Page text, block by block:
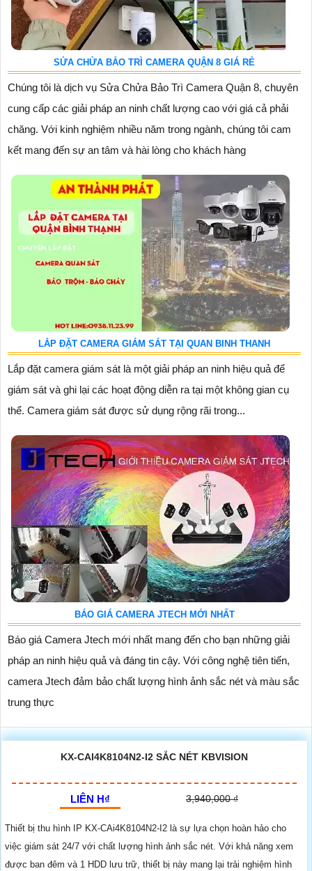
SỬA CHỬA BẢO TRÌ CAMERA QUẬN 8 GIÁ RẺ
Chúng tôi là dịch vụ Sửa Chửa Bảo Trì Camera Quận 8, chuyên
cung cấp các giải pháp an ninh chất lượng cao với giá cả phải
chăng. Với kinh nghiệm nhiều năm trong ngành, chúng tôi cam
kết mang đến sự an tâm và hài lòng cho khách hàng
LẮP ĐẶT CAMERA GIÁM SÁT TẠI QUAN BINH THANH
Lắp đặt camera giám sát là một giải pháp an ninh hiệu quả để
giám sát và ghi lại các hoạt động diễn ra tại một không gian cụ
thể. Camera giám sát được sử dụng rộng rãi trong...
BÁO GIÁ CAMERA JTECH MỚI NHẤT
Báo giá Camera Jtech mới nhất mang đến cho bạn những giải
pháp an ninh hiệu quả và đáng tin cậy. Với công nghệ tiên tiến,
camera Jtech đảm bảo chất lượng hình ảnh sắc nét và màu sắc
trung thực
KX-CAI4K8104N2-I2 SẮC NÉT KBVISION
LIÊN H₫ 3,940,000 ₫
Thiết bị thu hình IP KX-CAi4K8104N2-I2 là sự lựa chọn hoàn hảo cho
việc giám sát 24/7 với chất lượng hình ảnh sắc nét. Với khả năng xem
được ban đêm và 1 HDD lưu trữ, thiết bị này mang lại trải nghiệm hình